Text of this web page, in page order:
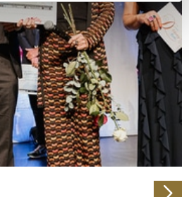
(Fingerprinting) identifizieren
wie Ihre persönlichen Daten
legen Sie Ihre Präferenzen im
fest.
um Inhalte und Anzeigen zu
für soziale Medien anbieten
auf unsere Website zu
geben wir Informationen zu Ihrer
an unsere Partner für
und Analysen weiter. Unsere